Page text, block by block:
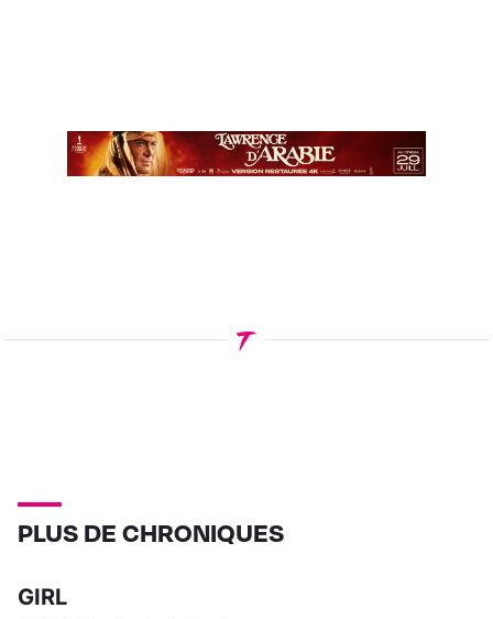
PLUS DE CHRONIQUES
GIRL